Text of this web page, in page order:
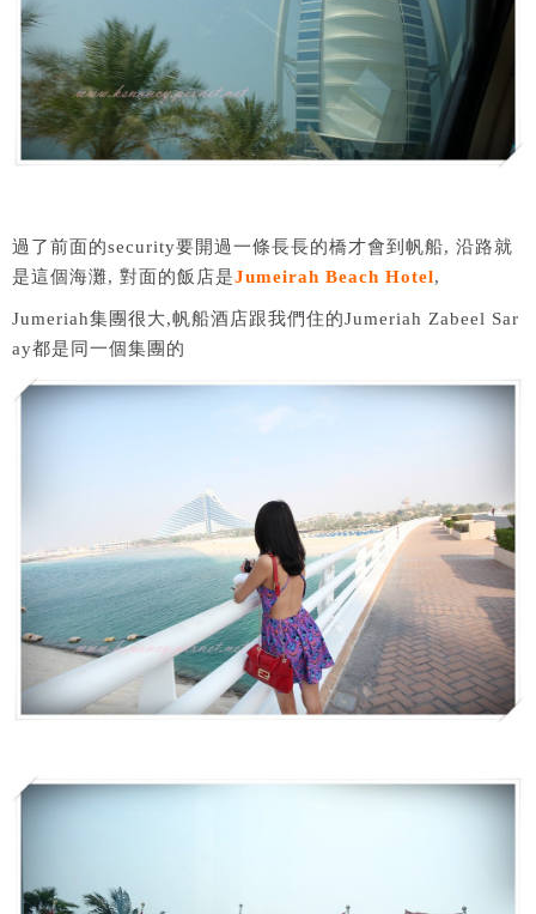
過了前面的security要開過一條長長的橋才會到帆船, 沿路就
是這個海灘, 對面的飯店是Jumeirah Beach Hotel,
Jumeriah集團很大,帆船酒店跟我們住的Jumeriah Zabeel Sar
ay都是同一個集團的